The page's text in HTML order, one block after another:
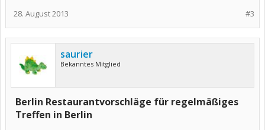
#3
28. August 2013
saurier
Bekanntes Mitglied
Berlin Restaurantvorschläge für regelmäßiges
Treffen in Berlin